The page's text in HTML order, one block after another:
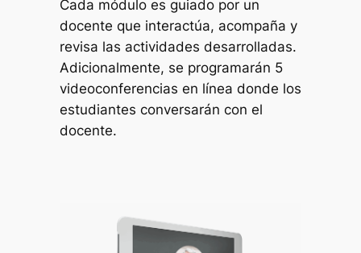
Cada módulo es guiado por un
docente que interactúa, acompaña y
revisa las actividades desarrolladas.
Adicionalmente, se programarán 5
videoconferencias en línea donde los
estudiantes conversarán con el
docente.